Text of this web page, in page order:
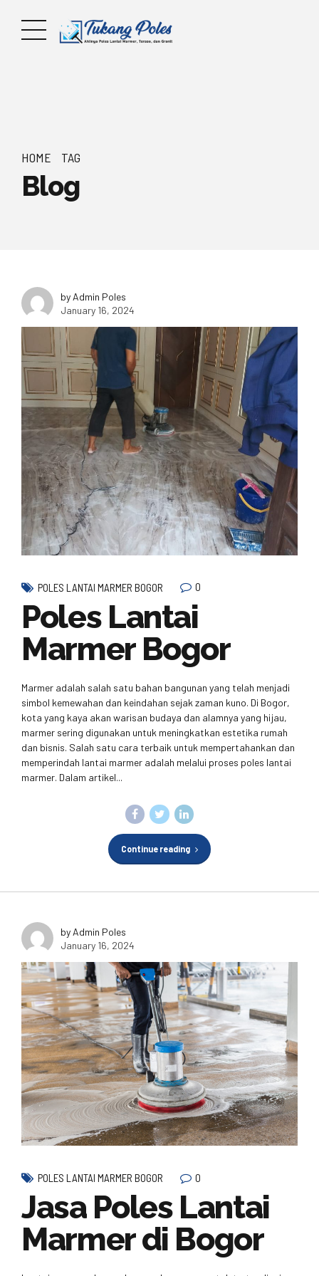
HOME TAG
Blog
by Admin Poles
January 16, 2024
POLES LANTAI MARMER BOGOR 0
Poles Lantai
Marmer Bogor
Marmer adalah salah satu bahan bangunan yang telah menjadi
simbol kemewahan dan keindahan sejak zaman kuno. Di Bogor,
kota yang kaya akan warisan budaya dan alamnya yang hijau,
marmer sering digunakan untuk meningkatkan estetika rumah
dan bisnis. Salah satu cara terbaik untuk mempertahankan dan
memperindah lantai marmer adalah melalui proses poles lantai
marmer. Dalam artikel...
Continue reading
by Admin Poles
January 16, 2024
POLES LANTAI MARMER BOGOR 0
Jasa Poles Lantai
Marmer di Bogor